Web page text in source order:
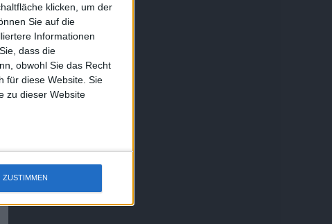
klicken, um der
Sie auf die
Informationen
dass die
obwohl Sie das Recht
für diese Website. Sie
zu dieser Website
ZUSTIMMEN